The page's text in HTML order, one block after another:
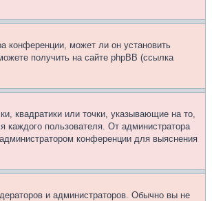
конференции, может ли он установить
получить на сайте phpBB (ссылка
квадратики или точки, указывающие на то,
каждого пользователя. От администратора
конференции для выяснения
и администраторов. Обычно вы не